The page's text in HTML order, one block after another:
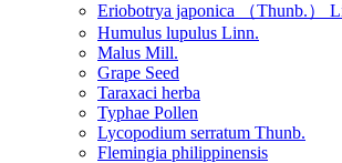
Eriobotrya japonica （Thunb.）
Humulus lupulus Linn.
Malus Mill.
Grape Seed
Taraxaci herba
Typhae Pollen
Lycopodium serratum Thunb.
Flemingia philippinensis